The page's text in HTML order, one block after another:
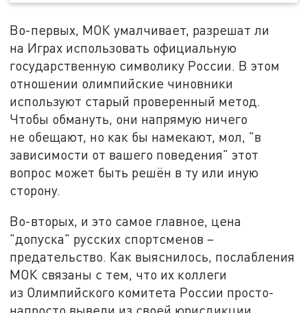
Во-первых, МОК умалчивает, разрешат ли
на Играх использовать официальную
государственную символику России. В этом
отношении олимпийские чиновники
используют старый проверенный метод.
Чтобы обмануть, они напрямую ничего
не обещают, но как бы намекают, мол, "в
зависимости от вашего поведения" этот
вопрос может быть решён в ту или иную
сторону.
Во-вторых, и это самое главное, цена
"допуска" русских спортсменов –
предательство. Как выяснилось, послабления
МОК связаны с тем, что их коллеги
из Олимпийского комитета России просто-